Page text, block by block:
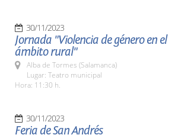
30/11/2023
Jornada "Violencia de género en el
ámbito rural"
Alba de Tormes (Salamanca)
Lugar: Teatro municipal
Hora: 11:30 h.
30/11/2023
Feria de San Andrés